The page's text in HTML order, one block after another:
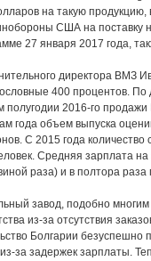
на такую продукцию,
США на поставку
27 января 2017 года,
директора ВМЗ
400 процентов.
полугодии 2016-го
года объем выпуска
С 2015 года количество
Средняя зарплата
раза) и в полтора
завод, подобно
из-за отсутствия
Болгарии безуспешно
за задержек зарплаты.